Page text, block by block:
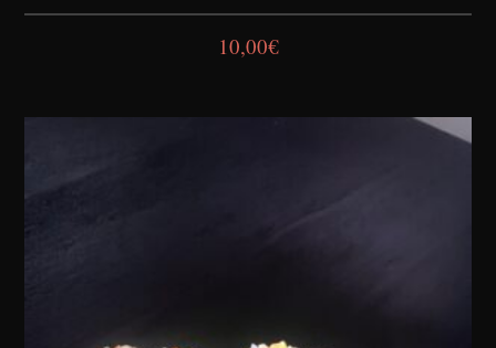
10,00€